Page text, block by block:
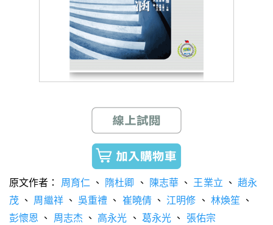
原文作者： 周育仁 、 隋杜卿 、 陳志華 、 王業立 、趙永
茂 、 周繼祥、 吳重禮 、 崔曉倩、 江明修 、 林煥笙 、
彭懷恩 、 周志杰 、 高永光 、 葛永光 、 張佑宗